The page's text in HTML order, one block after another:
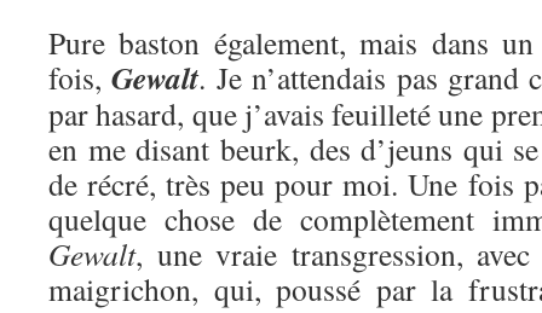
Pure baston également, mais dans
fois,Gewalt. Je n’attendais pas grand
par hasard, que j’avais feuilleté une
en me disant beurk, des d’jeuns qui
de récré, très peu pour moi. Une fois
quelque chose de complètement
Gewalt, une vraie transgression,
maigrichon, qui, poussé par la